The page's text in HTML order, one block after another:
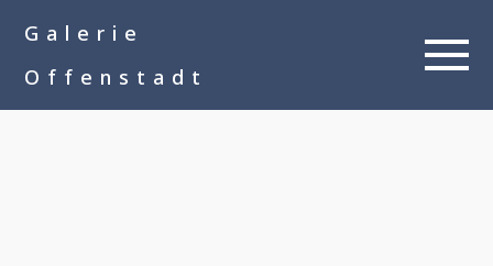
verification=__Kkl892DwMQgMkXsVxXcP8FPkKDh32a1qj3vnYFWbQ
Galerie
Offenstadt